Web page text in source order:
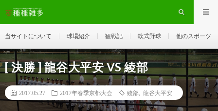
当サイトについて 球場紹介 観戦記 軟式野球 他のスポーツ
[ 決勝 ] 龍谷大平安 VS 綾部
2017.05.27 2017年春季京都大会 綾部 龍谷大平安